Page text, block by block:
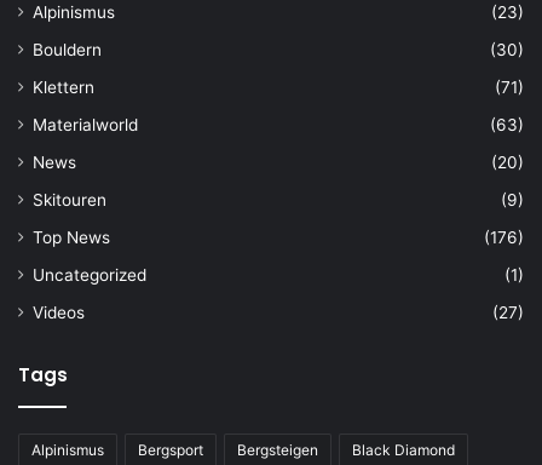
Alpinismus
(23)
Bouldern
(30)
Klettern
(71)
Materialworld
(63)
News
(20)
Skitouren
(9)
Top News
(176)
Uncategorized
(1)
Videos
(27)
Tags
Alpinismus Bergsport Bergsteigen Black Diamond